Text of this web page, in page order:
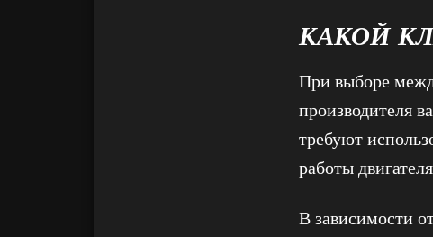
КАКОЙ
При выборе
производителя
требуют
работы
В зависимости